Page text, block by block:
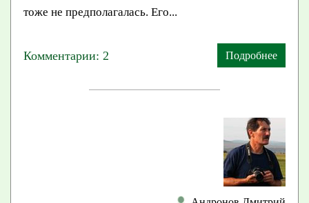
тоже не предполагалась. Его...
Комментарии: 2 Подробнее